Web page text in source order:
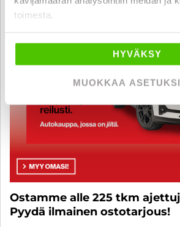
toimesta.
HYVÄKSY
MUOKKAA
Ostamme alle 225 tkm
Pyydä ilmainen ostotarjous!